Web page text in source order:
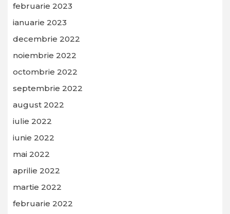
februarie 2023
ianuarie 2023
decembrie 2022
noiembrie 2022
octombrie 2022
septembrie 2022
august 2022
iulie 2022
iunie 2022
mai 2022
aprilie 2022
martie 2022
februarie 2022